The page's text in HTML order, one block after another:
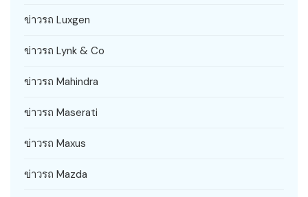
ข่าวรถ Luxgen
ข่าวรถ Lynk & Co
ข่าวรถ Mahindra
ข่าวรถ Maserati
ข่าวรถ Maxus
ข่าวรถ Mazda